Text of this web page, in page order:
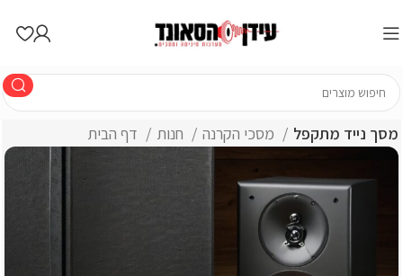
מסך נייד מתקפל